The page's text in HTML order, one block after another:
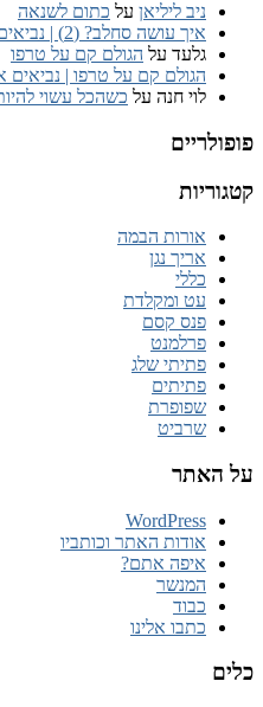
ניב ליליאן עלכתום לשנאה
איך עושה סחלב? (2) | נביאים אחרונים
גלעד עלהגולם קם על טרפו
הגולם קם על טרפו | נביאים
לוי חנהעלכשהכל עשוי להיות
אורות הבמה
אריך נגן
כללי
עט ומקלדת
פנס קסם
פרלמנט
פתיתי שלג
פתיתים
שפופרת
שרביט
WordPress
אודות האתר וכותביו
איפה אתם?
המנשר
כבוד
כתבו אלינו